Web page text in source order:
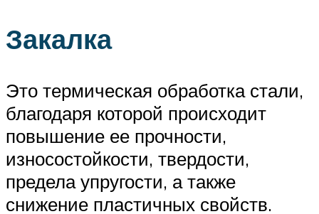
Закалка
Это термическая обработка стали,
благодаря которой происходит
повышение ее прочности,
износостойкости, твердости,
предела упругости, а также
снижение пластичных свойств.